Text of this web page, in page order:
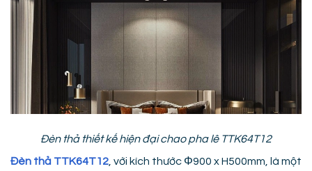
Đèn thả thiết kế hiện đại chao pha lê TTK64T12
Đèn thả TTK64T12 , với kích thước Φ900 x H500mm, là một